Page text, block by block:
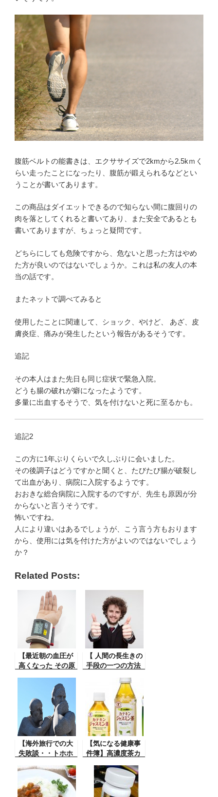
腹筋ベルトの能書きは、エクササイズで2kmから2.5kｍく
らい走ったことになったり、腹筋が鍛えられるなどとい
うことが書いてあります。
この商品はダイエットできるので知らない間に腹回りの
肉を落としてくれると書いてあり、また安全であるとも
書いてありますが、ちょっと疑問です。
どちらにしても危険ですから、危ないと思った方はやめ
た方が良いのではないでしょうか。これは私の友人の本
当の話です。
またネットで調べてみると
使用したことに関連して、ショック、やけど、 あざ、皮
膚炎症、痛みが発生したという報告があるそうです。
追記
その本人はまた先日も同じ症状で緊急入院。
どうも腸の破れが癖になったようです。
多量に出血するそうで、気を付けないと死に至るかも。
追記2
この方に1年ぶりくらいで久しぶりに会いました。
その後調子はどうですかと聞くと、たびたび腸が破裂し
て出血があり、病院に入院するようです。
おおきな総合病院に入院するのですが、先生も原因が分
からないと言うそうです。
怖いですね。
人により違いはあるでしょうが、こう言う方もおります
から、使用には気を付けた方がよいのではないでしょう
か？
Related Posts:
【最近朝の血圧が
高くなった その原
を測定する時に、
朝起きてから30分
以内に また食事前
に測定せよと ドク
ターは言うが 本当
だろうか？
【 人間の長生きの
手段の一つの方法
が・・・】 人間は
誰しも早く死にた
いなんて人は数は
少ないと思う。 普
通の元気な人は長
生きをしたいとい
うのが夢である。
私もそうですが、
話が
【海外旅行での大
失敗談・・トホホ
海外旅行をしてる
時にこんなトラブ
ルが。これには大
【気になる健康事
件簿】高濃度茶カ
取しすぎるとだめ
らしい。カナダで
は販売中止